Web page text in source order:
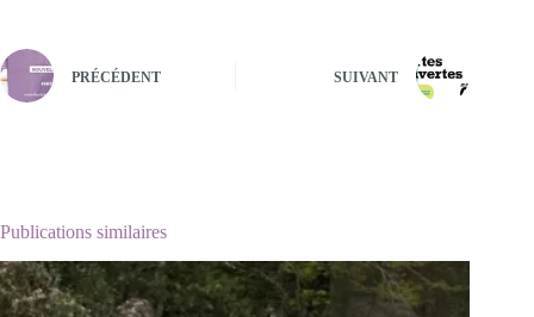
PRÉCÉDENT SUIVANT
Publications similaires